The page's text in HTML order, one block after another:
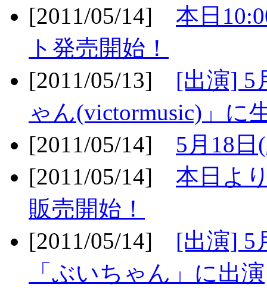
[2011/05/14] 本日
ト発売開始！
[2011/05/13] [出演] 5
ゃん(victormusic)」に
[2011/05/14] 5月18
[2011/05/14] 本日よ
販売開始！
[2011/05/14] [出演] 5
「ぶいちゃん」に出演